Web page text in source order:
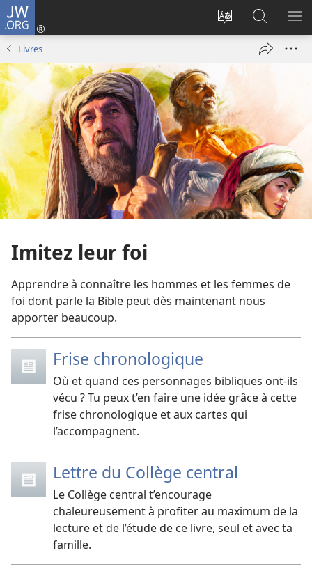
JW.ORG
Changer
langue
du
Se
connecter
nouvelle
fenêtre)
sur
JW.ORG
Livres
Imitez leur foi
Apprendre à connaître les hommes et les femmes de
foi dont parle la Bible peut dès maintenant nous
apporter beaucoup.
Frise chronologique
Où et quand ces personnages bibliques ont-​ils
vécu ? Tu peux t’en faire une idée grâce à cette
frise chronologique et aux cartes qui
l’accompagnent.
Lettre du Collège central
Le Collège central t’encourage
chaleureusement à profiter au maximum de la
lecture et de l’étude de ce livre, seul et avec ta
famille.